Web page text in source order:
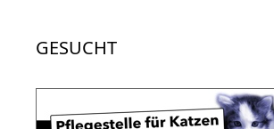
GESUCHT